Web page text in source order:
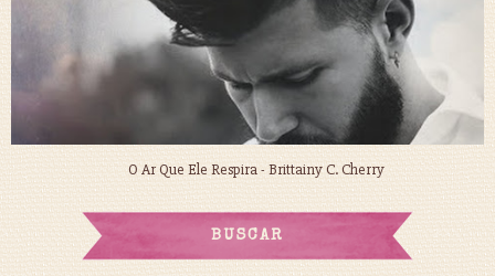
O Ar Que Ele Respira - Brittainy C. Cherry
BUSCAR